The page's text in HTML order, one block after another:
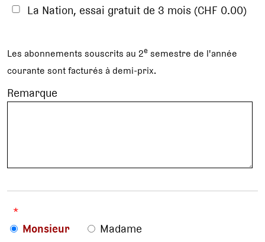
La Nation, essai gratuit de 3 mois (CHF 0.00)
Les abonnements souscrits au 2e semestre de l'année
courante sont facturés à demi-prix.
Remarque
*
Monsieur
Madame